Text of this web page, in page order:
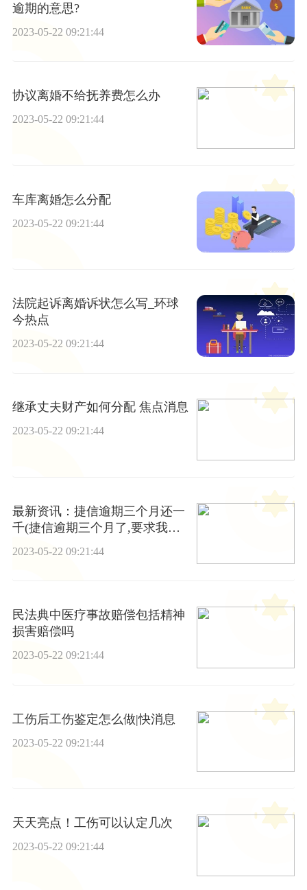
逾期的意思?
2023-05-22 09:21:44
协议离婚不给抚养费怎么办
2023-05-22 09:21:44
车库离婚怎么分配
2023-05-22 09:21:44
法院起诉离婚诉状怎么写_环球
今热点
2023-05-22 09:21:44
继承丈夫财产如何分配 焦点消息
2023-05-22 09:21:44
最新资讯：捷信逾期三个月还一
千(捷信逾期三个月了,要求我一
2023-05-22 09:21:44
民法典中医疗事故赔偿包括精神
损害赔偿吗
2023-05-22 09:21:44
工伤后工伤鉴定怎么做|快消息
2023-05-22 09:21:44
天天亮点！工伤可以认定几次
2023-05-22 09:21:44